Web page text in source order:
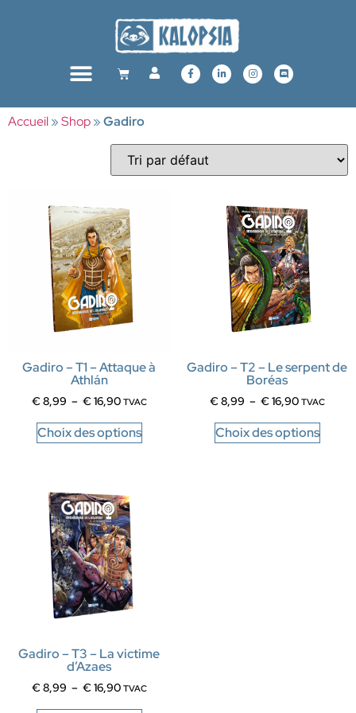
Accueil»Shop»Gadiro
Gadiro – T1 – Attaque à
Athlán
€8,99 – €16,90 TVAC
Choix des options
Gadiro – T2 – Le serpent de
Boréas
€8,99 – €16,90 TVAC
Choix des options
Gadiro – T3 – La victime
d’Azaes
€8,99 – €16,90 TVAC